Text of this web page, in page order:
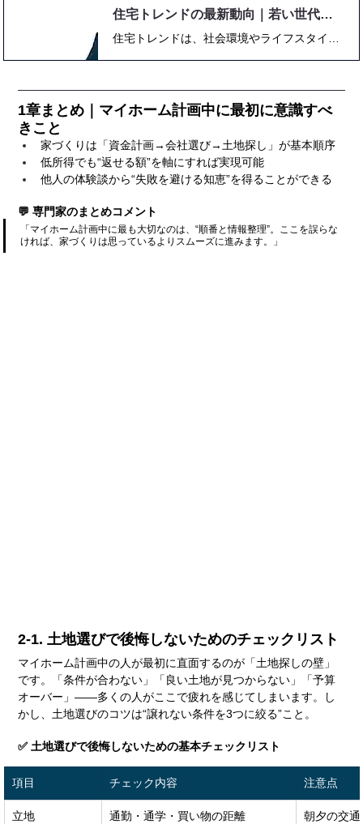
住宅トレンドの最新動向｜若い世代に選ばれる家づくりの特徴
1章まとめ｜マイホーム計画中に最初に意識すべ
きこと
家づくりは「資金計画→会社選び→土地探し」が基本順序
低所得でも“返せる額”を軸にすれば実現可能
他人の体験談から“失敗を避ける知恵”を得ることができる
💬 専門家のまとめコメント
「マイホーム計画中に最も大切なのは、“順番と情報整理”。ここを誤らな
ければ、家づくりは思っているよりスムーズに進みます。」
2-1. 土地選びで後悔しないためのチェックリスト
マイホーム計画中の人が最初に直面するのが「土地探しの壁」
です。「条件が合わない」「良い土地が見つからない」「予算
オーバー」――多くの人がここで疲れを感じてしまいます。し
かし、土地選びのコツは“譲れない条件を3つに絞る”こと。
✅ 土地選びで後悔しないための基本チェックリスト
項目 チェック内容 注意点
立地 通勤・通学・買い物の距離 朝夕の交